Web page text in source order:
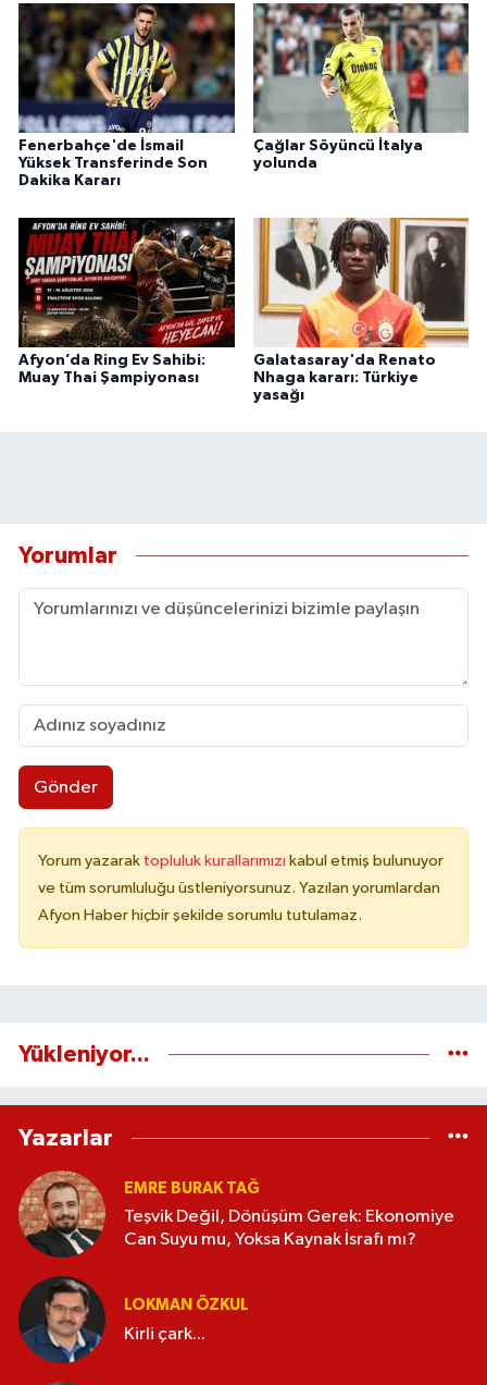
Fenerbahçe'de İsmail
Yüksek Transferinde Son
Dakika Kararı
Çağlar Söyüncü İtalya
yolunda
Afyon’da Ring Ev Sahibi:
Muay Thai Şampiyonası
Galatasaray'da Renato
Nhaga kararı: Türkiye
yasağı
Yorumlar
Gönder
Yorum yazarak topluluk kurallarımızı kabul etmiş bulunuyor
ve tüm sorumluluğu üstleniyorsunuz. Yazılan yorumlardan
Afyon Haber hiçbir şekilde sorumlu tutulamaz.
Yükleniyor...
Yazarlar
EMRE BURAK TAĞ
Teşvik Değil, Dönüşüm Gerek: Ekonomiye
Can Suyu mu, Yoksa Kaynak İsrafı mı?
LOKMAN ÖZKUL
Kirli çark...